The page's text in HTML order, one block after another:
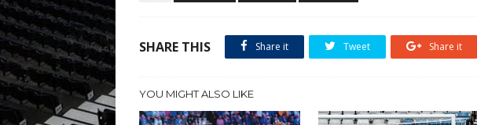
SHARE THIS Share it Tweet Share it
YOU MIGHT ALSO LIKE